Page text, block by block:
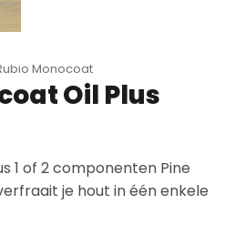
Monocoat
Oil Plus
1 of 2 componenten Pine
je hout in één enkele